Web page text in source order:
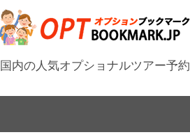
国内の人気オプショナルツアー予約